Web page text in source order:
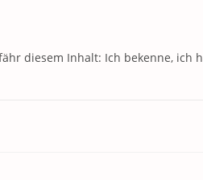
diesem Inhalt: Ich bekenne, ich